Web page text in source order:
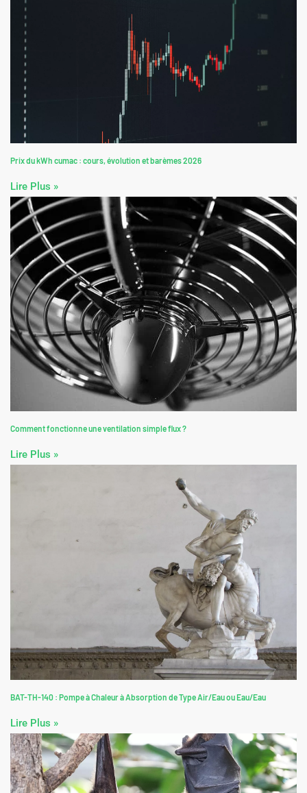
Prix du kWh cumac : cours, évolution et barèmes 2026
Lire Plus »
Comment fonctionne une ventilation simple flux ?
Lire Plus »
BAT-TH-140 : Pompe à Chaleur à Absorption de Type Air/Eau ou Eau/Eau
Lire Plus »